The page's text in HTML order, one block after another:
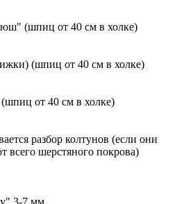
(шпиц от 40 см в холке)
(шпиц от 40 см в холке)
от 40 см в холке)
разбор колтунов (если они
всего шерстяного покрова)